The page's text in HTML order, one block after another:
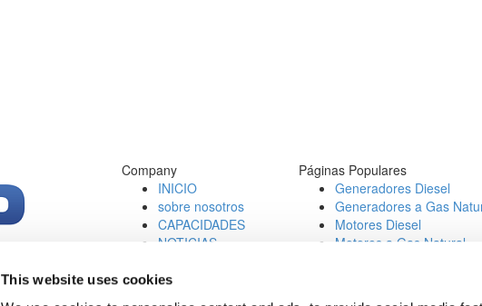
This website uses cookies
Company
INICIO
sobre nosotros
CAPACIDADES
NOTICIAS
Job Opportunities
Páginas Populares
Generadores Diesel
Generadores a Gas
Motores Diesel
Motores a Gas Natural